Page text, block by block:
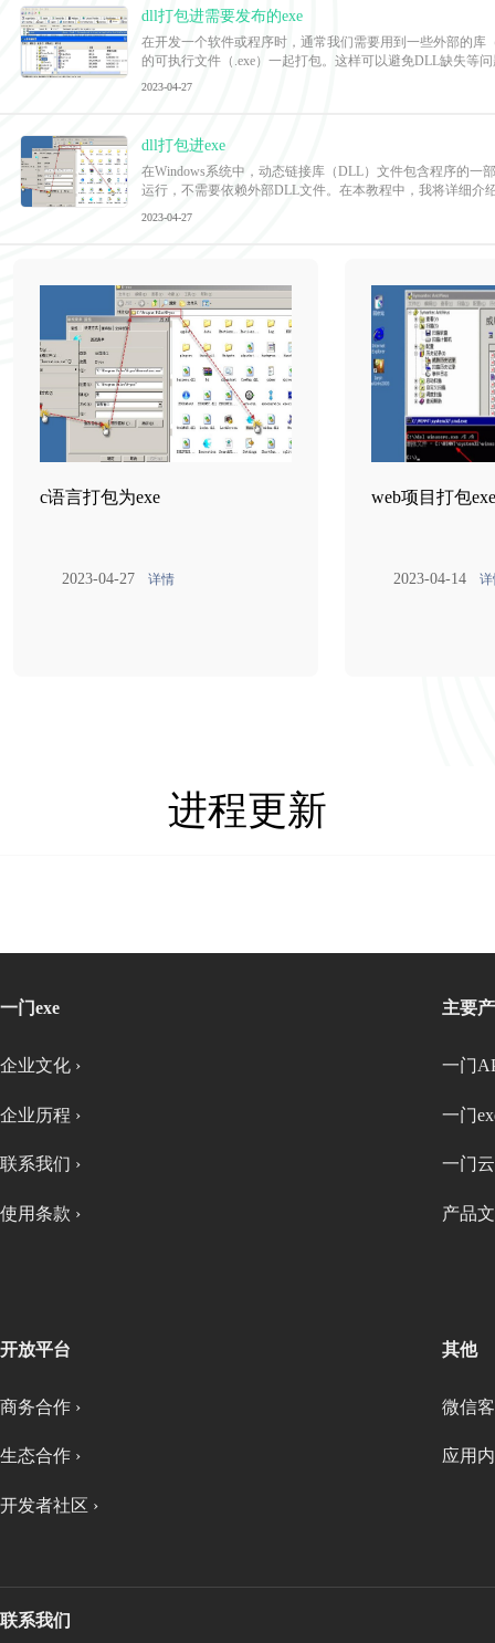
dll打包进需要发布的exe
在开发一个软件或程序时，通常我们需要用到一些外部的
的可执行文件（.exe）一起打包。这样可以避免DLL缺失等
2023-04-27
dll打包进exe
在Windows系统中，动态链接库（DLL）文件包含程序的一
运行，不需要依赖外部DLL文件。在本教程中，我将详细介
2023-04-27
c语言打包为exe
2023-04-27 详情
web项目打包exe
2023-04-14 详
进程更新
一门exe
企业文化 ›
企业历程 ›
联系我们 ›
使用条款 ›
主要
一门
一门
一门
产品
开放平台
商务合作 ›
生态合作 ›
开发者社区 ›
其他
微信
应用
联系我们